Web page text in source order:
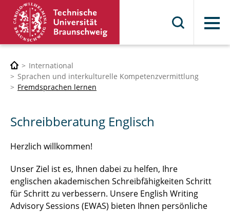
Menü
International
Sprachen und interkulturelle Kompetenzvermittlung
Fremdsprachen lernen
Schreibberatung Englisch
Herzlich willkommen!
Unser Ziel ist es, Ihnen dabei zu helfen, Ihre
englischen akademischen Schreibfähigkeiten Schritt
für Schritt zu verbessern. Unsere English Writing
Advisory Sessions (EWAS) bieten Ihnen persönliche